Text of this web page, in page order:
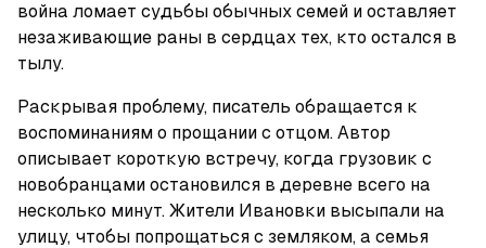
война ломает судьбы обычных семей и оставляет
незаживающие раны в сердцах тех, кто остался в
тылу.
Раскрывая проблему, писатель обращается к
воспоминаниям о прощании с отцом. Автор
описывает короткую встречу, когда грузовик с
новобранцами остановился в деревне всего на
несколько минут. Жители Ивановки высыпали на
улицу, чтобы попрощаться с земляком, а семья